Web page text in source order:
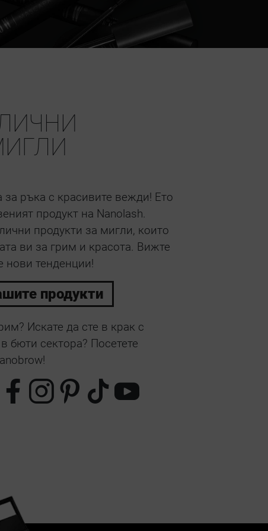
за ръка с красивите вежди! Ето
продукт на Nanolash.
продукти за мигли, които
ви за грим и красота. Вижте
нови тенденции!
продукти
Искате да сте в крак с
бюти сектора? Посетете